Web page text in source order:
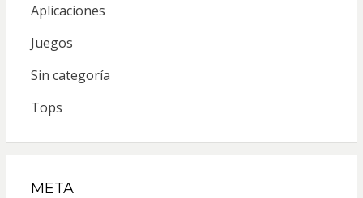
Aplicaciones
Juegos
Sin categoría
Tops
META